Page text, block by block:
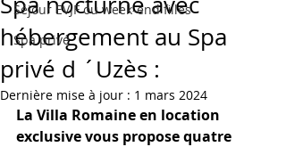
Séjour EVJF ou week-end filles
Spa privé
hébergement au Spa
privé d ´Uzès :
Dernière mise à jour : 1 mars 2024
La Villa Romaine en location
exclusive vous propose quatre